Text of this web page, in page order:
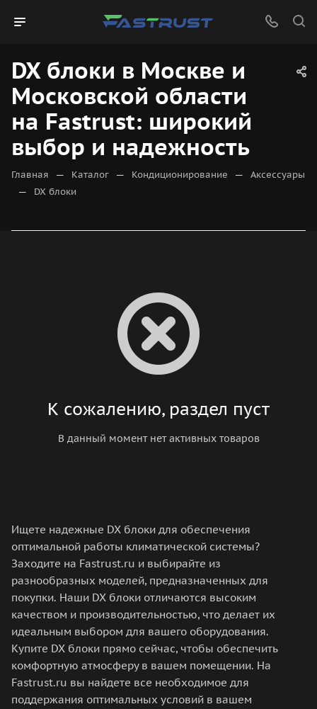
DX блоки в Москве и
Московской области
на Fastrust: широкий
выбор и надежность
Главная — Каталог — Кондиционирование — Аксессуары
— DX блоки
К сожалению, раздел пуст
В данный момент нет активных товаров
Ищете надежные DX блоки для обеспечения
оптимальной работы климатической системы?
Заходите на Fastrust.ru и выбирайте из
разнообразных моделей, предназначенных для
покупки. Наши DX блоки отличаются высоким
качеством и производительностью, что делает их
идеальным выбором для вашего оборудования.
Купите DX блоки прямо сейчас, чтобы обеспечить
комфортную атмосферу в вашем помещении. На
Fastrust.ru вы найдете все необходимое для
поддержания оптимальных условий в вашем